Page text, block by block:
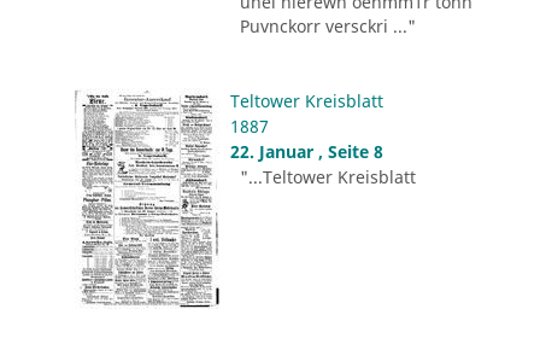
Puvnckorr versckri ..."
Teltower Kreisblatt
1887
22. Januar , Seite 8
"...Teltower Kreisblatt